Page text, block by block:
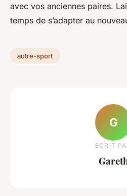
avec vos anciennes paires.
temps de s’adapter au
autre-sport
G
ECRIT